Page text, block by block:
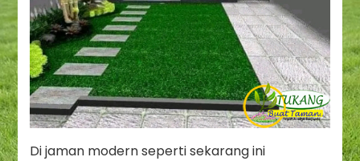
Di jaman modern seperti sekarang ini